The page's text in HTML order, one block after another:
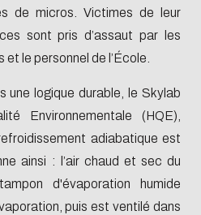
de micros. Victimes de leur
sont pris d’assaut par les
le personnel de l’École.
une logique durable, le Skylab
Environnementale (HQE),
adiabatique est
ainsi : l’air chaud et sec du
d'évaporation humide
puis est ventilé dans